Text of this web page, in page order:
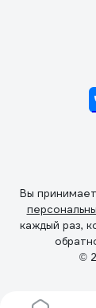
Вы
каждый раз,
©